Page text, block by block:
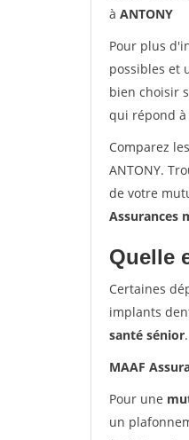
à ANTONY
Pour plus
possibles et
bien choisir
qui répond
Comparez
ANTONY.
de votre
Assurances
Quelle
Certaines
implants
santé sénior.
MAAF
Pour une
un